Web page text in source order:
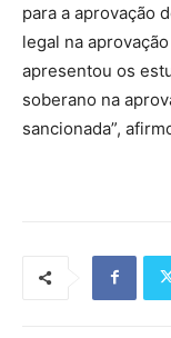
para a aprovação
legal na
apresentou os
soberano na
sancionada”,